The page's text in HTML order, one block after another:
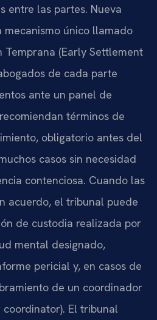
entre las partes. Nueva
mecanismo único llamado
Temprana (Early Settlement
de cada parte
ante un panel de
términos de
obligatorio antes del
casos sin necesidad
contenciosa. Cuando las
acuerdo, el tribunal puede
de custodia realizada por
mental designado,
pericial y, en casos de
de un coordinador
El tribunal